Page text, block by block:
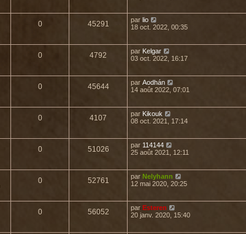
0 45291 par lio
18 oct. 2022, 00:35
0 4792 par Kelgar
03 oct. 2022, 16:17
0 45644 par Aodhán
14 août 2022, 07:01
0 4107 par Kikouk
08 oct. 2021, 17:14
0 51026 par 114144
25 août 2021, 12:11
0 52761 par Nelyhann
12 mai 2020, 20:25
0 56052 par Esteren
20 janv. 2020, 15:40